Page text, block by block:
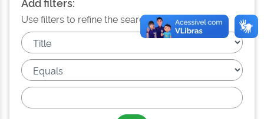
Use filters to refine the search results.